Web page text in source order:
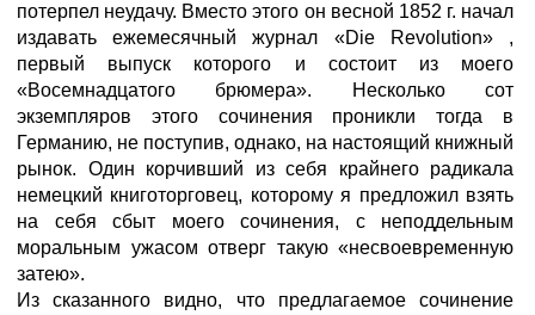
потерпел неудачу. Вместо этого он весной 1852 г. начал
издавать ежемесячный журнал «Die Revolution» ,
первый выпуск которого и состоит из моего
«Восемнадцатого брюмера». Несколько сот
экземпляров этого сочинения проникли тогда в
Германию, не поступив, однако, на настоящий книжный
рынок. Один корчивший из себя крайнего радикала
немецкий книготорговец, которому я предложил взять
на себя сбыт моего сочинения, с неподдельным
моральным ужасом отверг такую «несвоевременную
затею».
Из сказанного видно, что предлагаемое сочинение